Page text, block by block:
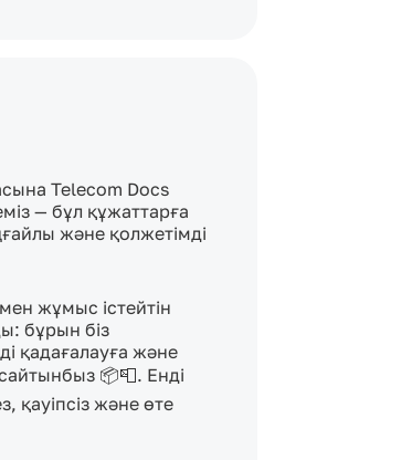
Telecom Docs
— бұл құжаттарға
және қолжетімді
жұмыс істейтін
бұрын біз
қадағалауға және
📦📮. Енді
қауіпсіз және өте